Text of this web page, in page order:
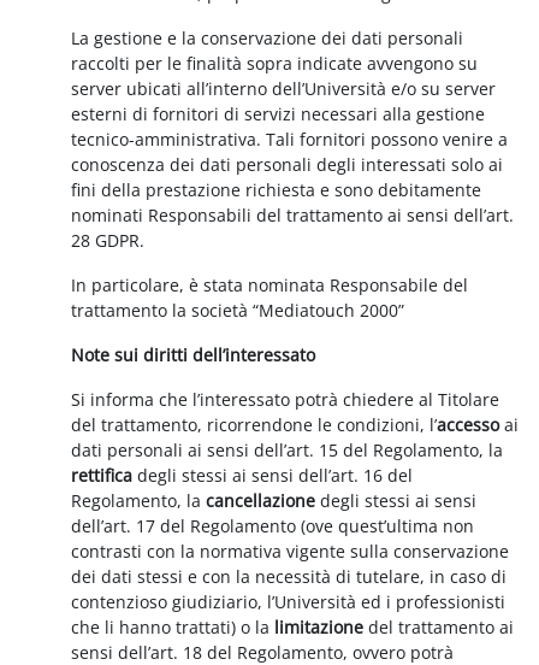
La gestione e la conservazione dei dati personali
raccolti per le finalità sopra indicate avvengono su
server ubicati all’interno dell’Università e/o su server
esterni di fornitori di servizi necessari alla gestione
tecnico-amministrativa. Tali fornitori possono venire a
conoscenza dei dati personali degli interessati solo ai
fini della prestazione richiesta e sono debitamente
nominati Responsabili del trattamento ai sensi dell’art.
28 GDPR.
In particolare, è stata nominata Responsabile del
trattamento la società “Mediatouch 2000”
Note sui diritti dell’interessato
Si informa che l’interessato potrà chiedere al Titolare
del trattamento, ricorrendone le condizioni, l’accessoai
dati personali ai sensi dell’art. 15 del Regolamento, la
rettificadegli stessi ai sensi dell’art. 16 del
Regolamento, lacancellazione degli stessi ai sensi
dell’art. 17 del Regolamento (ove quest’ultima non
contrasti con la normativa vigente sulla conservazione
dei dati stessi e con la necessità di tutelare, in caso di
contenzioso giudiziario, l’Università ed i professionisti
che li hanno trattati) o la limitazione del trattamento ai
sensi dell’art. 18 del Regolamento, ovvero potrà